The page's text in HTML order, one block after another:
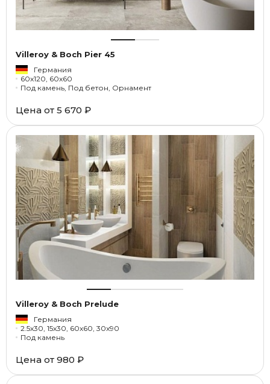
Villeroy & Boch Pier 45
Германия
60x120, 60x60
Под камень, Под бетон, Орнамент
Цена от 5 670 ₽
Villeroy & Boch Prelude
Германия
2.5x30, 15x30, 60x60, 30x90
Под камень
Цена от 980 ₽